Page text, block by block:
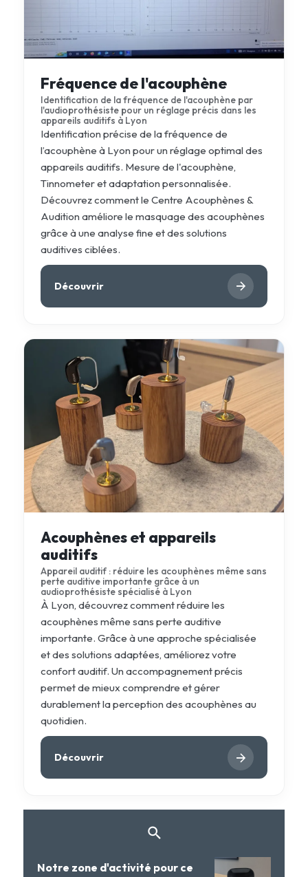
Fréquence de l'acouphène
Identification de la fréquence de l'acouphène par
l'audioprothésiste pour un réglage précis dans les
appareils auditifs à Lyon
Identification précise de la fréquence de
l’acouphène à Lyon pour un réglage optimal des
appareils auditifs. Mesure de l'acouphène,
Tinnometer et adaptation personnalisée.
Découvrez comment le Centre Acouphènes &
Audition améliore le masquage des acouphènes
grâce à une analyse fine et des solutions
auditives ciblées.
Découvrir
Acouphènes et appareils
auditifs
Appareil auditif : réduire les acouphènes même sans
perte auditive importante grâce à un
audioprothésiste spécialisé à Lyon
À Lyon, découvrez comment réduire les
acouphènes même sans perte auditive
importante. Grâce à une approche spécialisée
et des solutions adaptées, améliorez votre
confort auditif. Un accompagnement précis
permet de mieux comprendre et gérer
durablement la perception des acouphènes au
quotidien.
Découvrir
Notre zone d'activité pour ce